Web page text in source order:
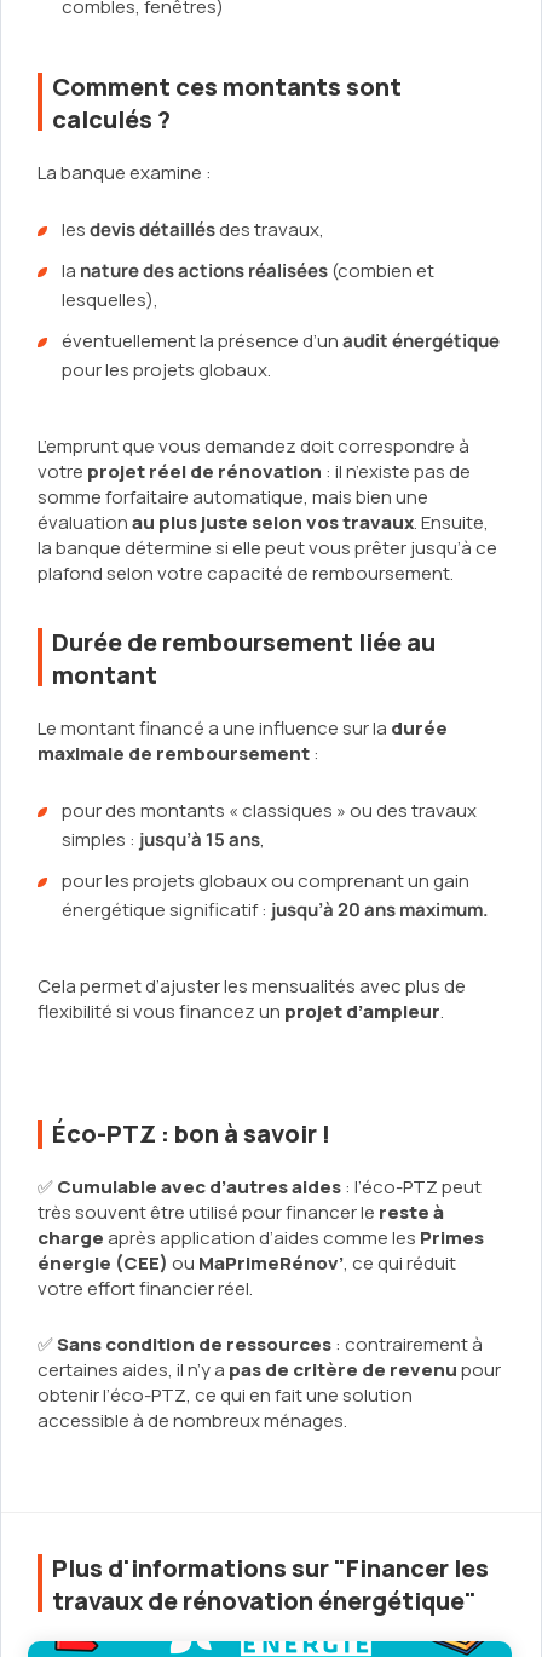
combles, fenêtres)
Comment ces montants sont
calculés ?
La banque examine :
lesdevis détaillésdes travaux,
la nature des actions réalisées(combien et
lesquelles),
éventuellement la présence d’unaudit énergétique
pour les projets globaux.
L’emprunt que vous demandez doit correspondre à
votre projet réel de rénovation : il n’existe pas de
somme forfaitaire automatique, mais bien une
évaluationau plus juste selon vos travaux. Ensuite,
la banque détermine si elle peut vous prêter jusqu’à ce
plafond selon votre capacité de remboursement.
Durée de remboursement liée au
montant
Le montant financé a une influence sur la durée
maximale de remboursement:
pour des montants « classiques » ou des travaux
simples : jusqu’à 15 ans,
pour les projets globaux ou comprenant un gain
énergétique significatif : jusqu’à 20 ans maximum.
Cela permet d’ajuster les mensualités avec plus de
flexibilité si vous financez un projet d’ampleur.
Éco-PTZ : bon à savoir !
✅Cumulable avec d’autres aides: l’éco-PTZ peut
très souvent être utilisé pour financer le reste à
chargeaprès application d’aides comme les Primes
énergie (CEE) ou MaPrimeRénov’, ce qui réduit
votre effort financier réel.
✅Sans condition de ressources: contrairement à
certaines aides, il n’y a pas de critère de revenupour
obtenir l’éco-PTZ, ce qui en fait une solution
accessible à de nombreux ménages.
Plus d'informations sur "Financer les
travaux de rénovation énergétique"